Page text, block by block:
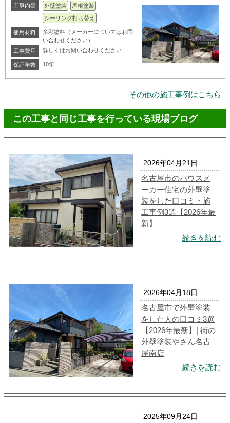
工事内容 外壁塗装
屋根塗装
シーリング打ち替え
使用材料
多彩塗料（メーカーについてはお問
い合わせください）
工事費用
詳しくはお問い合わせください
保証年数 10年
その他の施工事例はこちら
この工事と同じ工事を行っている現場ブログ
2026年04月21日
名古屋市のハウスメ
ーカー住宅の外壁塗
装をした口コミ・施
工事例3選【2026年最
新】
続きを読む
2026年04月18日
名古屋市で外壁塗装
をした人の口コミ3選
【2026年最新】| 街の
外壁塗装やさん名古
屋南店
続きを読む
2025年09月24日